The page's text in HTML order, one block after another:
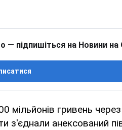
— підпишіться на Новини на
мільйонів гривень
з'єднали анексований